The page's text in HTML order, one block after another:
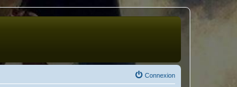
Connexion